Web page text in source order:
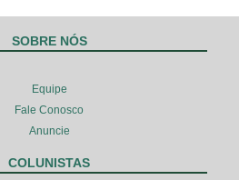
SOBRE NÓS
Equipe
Fale Conosco
Anuncie
COLUNISTAS